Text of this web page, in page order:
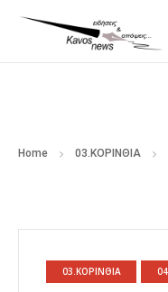
Home 03.ΚΟΡΙΝΘΙΑ
03.ΚΟΡΙΝΘΙΑ